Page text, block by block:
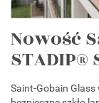
Nowość
Saint-Gobain